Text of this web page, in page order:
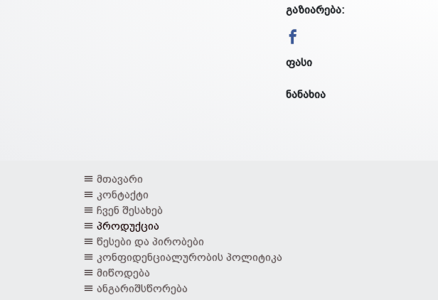
გაზიარება:
ფასი
ნანახია
მთავარი
კონტაქტი
ჩვენ შესახებ
პროდუქცია
წესები და პირობები
კონფიდენციალურობის პოლიტიკა
მიწოდება
ანგარიშსწორება